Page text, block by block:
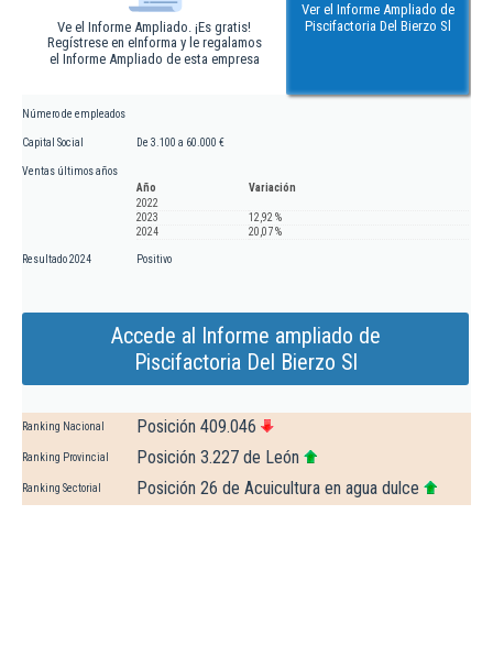
Ve el Informe Ampliado. ¡Es gratis!
Regístrese en eInforma y le regalamos
el Informe Ampliado de esta empresa
Ver el Informe Ampliado de
Piscifactoria Del Bierzo Sl
Número de empleados
Capital Social De 3.100 a 60.000 €
Ventas últimos años
Año
Variación
2022
2023
12,92 %
2024
20,07 %
Resultado 2024 Positivo
Accede al Informe ampliado de
Piscifactoria Del Bierzo Sl
Ranking Nacional Posición 409.046
Ranking Provincial Posición 3.227 de León
Ranking Sectorial Posición 26 de Acuicultura en agua dulce